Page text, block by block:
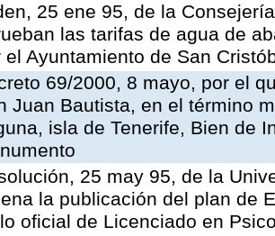
25 ene 95, de la
las tarifas de agua de
el Ayuntamiento de San
69/2000, 8 mayo, por el
Juan Bautista, en el término
isla de Tenerife, Bien de
25 may 95, de la
la publicación del plan de
oficial de Licenciado en